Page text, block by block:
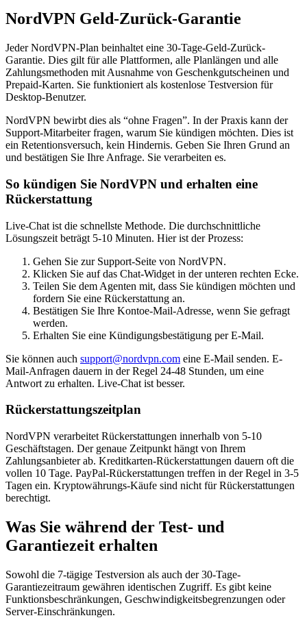
NordVPN Geld-Zurück-Garantie
Jeder NordVPN-Plan beinhaltet eine 30-Tage-Geld-Zurück-
Garantie. Dies gilt für alle Plattformen, alle Planlängen und alle
Zahlungsmethoden mit Ausnahme von Geschenkgutscheinen und
Prepaid-Karten. Sie funktioniert als kostenlose Testversion für
Desktop-Benutzer.
NordVPN bewirbt dies als “ohne Fragen”. In der Praxis kann der
Support-Mitarbeiter fragen, warum Sie kündigen möchten. Dies ist
ein Retentionsversuch, kein Hindernis. Geben Sie Ihren Grund an
und bestätigen Sie Ihre Anfrage. Sie verarbeiten es.
So kündigen Sie NordVPN und erhalten eine
Rückerstattung
Live-Chat ist die schnellste Methode. Die durchschnittliche
Lösungszeit beträgt 5-10 Minuten. Hier ist der Prozess:
Gehen Sie zur Support-Seite von NordVPN.
Klicken Sie auf das Chat-Widget in der unteren rechten Ecke.
Teilen Sie dem Agenten mit, dass Sie kündigen möchten und
fordern Sie eine Rückerstattung an.
Bestätigen Sie Ihre Kontoe-Mail-Adresse, wenn Sie gefragt
werden.
Erhalten Sie eine Kündigungsbestätigung per E-Mail.
Sie können auch support@nordvpn.com eine E-Mail senden. E-
Mail-Anfragen dauern in der Regel 24-48 Stunden, um eine
Antwort zu erhalten. Live-Chat ist besser.
Rückerstattungszeitplan
NordVPN verarbeitet Rückerstattungen innerhalb von 5-10
Geschäftstagen. Der genaue Zeitpunkt hängt von Ihrem
Zahlungsanbieter ab. Kreditkarten-Rückerstattungen dauern oft die
vollen 10 Tage. PayPal-Rückerstattungen treffen in der Regel in 3-5
Tagen ein. Kryptowährungs-Käufe sind nicht für Rückerstattungen
berechtigt.
Was Sie während der Test- und
Garantiezeit erhalten
Sowohl die 7-tägige Testversion als auch der 30-Tage-
Garantiezeitraum gewähren identischen Zugriff. Es gibt keine
Funktionsbeschränkungen, Geschwindigkeitsbegrenzungen oder
Server-Einschränkungen.